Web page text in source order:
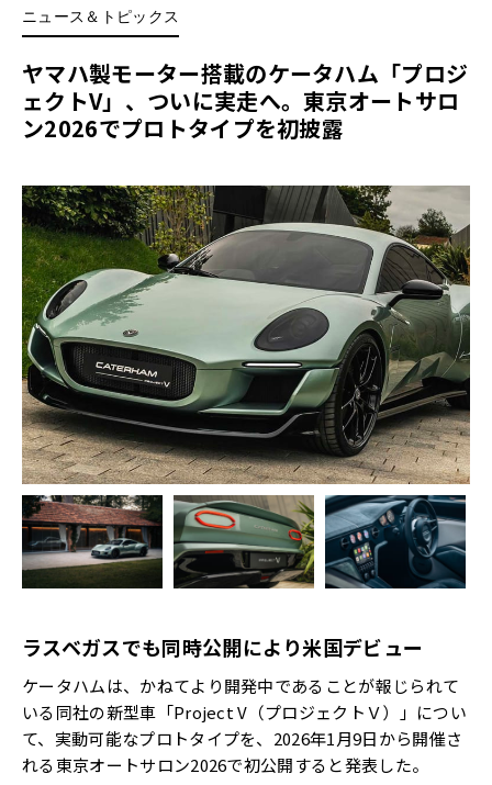
ニュース＆トピックス
ヤマハ製モーター搭載のケータハム「プロジ
ェクトV」、ついに実走へ。東京オートサロ
ン2026でプロトタイプを初披露
ラスベガスでも同時公開により米国デビュー
ケータハムは、かねてより開発中であることが報じられて
いる同社の新型車「Project V（プロジェクトＶ）」につい
て、実動可能なプロトタイプを、2026年1月9日から開催さ
れる東京オートサロン2026で初公開すると発表した。